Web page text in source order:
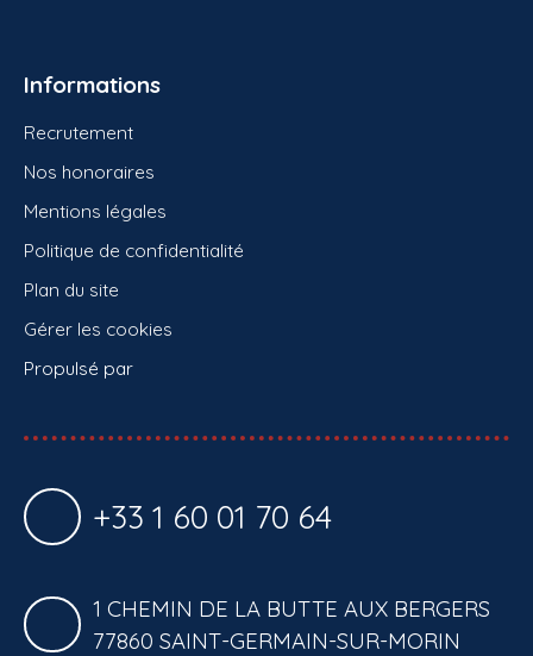
Informations
Recrutement
Nos honoraires
Mentions légales
Politique de confidentialité
Plan du site
Gérer les cookies
Propulsé par
+33 1 60 01 70 64
1 CHEMIN DE LA BUTTE AUX BERGERS
77860 SAINT-GERMAIN-SUR-MORIN